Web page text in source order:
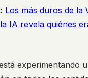
Los más duros de la
IA revela quiénes
experimentando